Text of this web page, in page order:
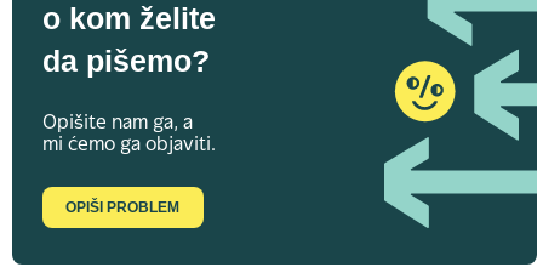
o kom želite
da pišemo?
Opišite nam ga, a
mi ćemo ga objaviti.
OPIŠI PROBLEM